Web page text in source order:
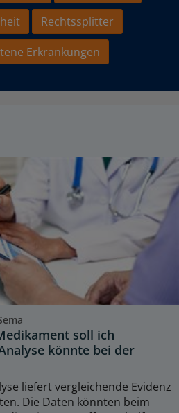
Rechtssplitter
Erkrankungen
soll ich
könnte bei der
liefert vergleichende Evidenz
Die Daten könnten beim